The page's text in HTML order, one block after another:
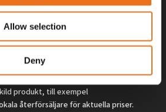
Allow selection
Deny
tillval gäller vid köp av ny maskin. Priserna
produkt, till exempel
återförsäljare för aktuella priser.